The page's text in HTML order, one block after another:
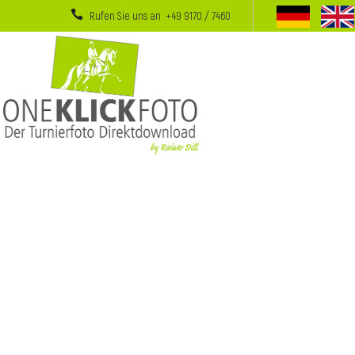
Rufen Sie uns an +49 9170 / 7460